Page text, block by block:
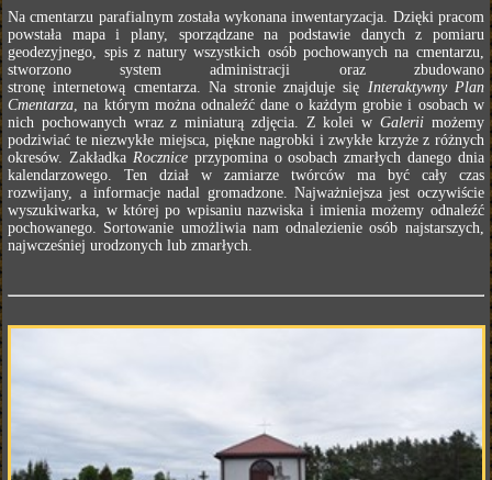
Na cmentarzu parafialnym została wykonana inwentaryzacja. Dzięki pracom
powstała mapa i plany, sporządzane na podstawie danych z pomiaru
geodezyjnego, spis z natury wszystkich osób pochowanych na cmentarzu,
stworzono system administracji oraz zbudowano
stronę internetową cmentarza. Na stronie znajduje się Interaktywny Plan
Cmentarza, na którym można odnaleźć dane o każdym grobie i osobach w
nich pochowanych wraz z miniaturą zdjęcia. Z kolei w Galerii możemy
podziwiać te niezwykłe miejsca, piękne nagrobki i zwykłe krzyże z różnych
okresów. Zakładka Roczniceprzypomina o osobach zmarłych danego dnia
kalendarzowego. Ten dział w zamiarze twórców ma być cały czas
rozwijany, a informacje nadal gromadzone. Najważniejsza jest oczywiście
wyszukiwarka, w której po wpisaniu nazwiska i imienia możemy odnaleźć
pochowanego. Sortowanie umożliwia nam odnalezienie osób najstarszych,
najwcześniej urodzonych lub zmarłych.